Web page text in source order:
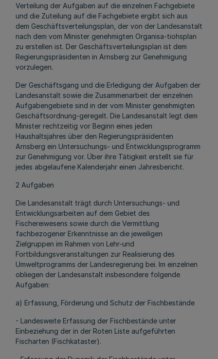
Verteilung der Aufgaben auf die einzelnen Fachgebiete
und die Zuteilung auf die Fachgebiete ergibt sich aus
dem Geschäftsverteilungsplan, der von der Landesanstalt
nach dem vom Minister genehmigten Organisa-tiohsplan
zu erstellen ist. Der Geschäftsverteilungsplan ist dem
Regierungspräsidenten in Arnsberg zur Genehmigung
vorzulegen.
Der Geschäftsgang und die Erledigung der Aufgaben der
Landesanstalt sowie die Zusammenarbeit der einzelnen
Aufgabengebiete sind in der vom Minister genehmigten
Geschäftsordnung-geregelt. Die Landesanstalt legt dem
Minister rechtzeitig vor Beginn eines jeden
Haushaltsjahres über den Regierungspräsidenten
Arnsberg ein Untersuchungs- und Entwicklungsprogramm
zur Genehmigung vor. Über ihre Tätigkeit erstellt sie für
jedes abgelaufene Kalenderjahr einen Jahresbericht.
2 Aufgaben
Die Landesanstalt trägt durch Untersuchungs- und
Entwicklungsarbeiten auf dem Gebiet des
Fischereiwesens sowie durch die Vermittlung
fachbezogener Erkenntnisse an die jeweiligen
Zielgruppen im Rahmen von Lehr-und
Fortbildungsveranstaltungen zur Realisierung des
Umweltprogramms der Landesregierung bei. Im einzelnen
obliegen der Landesanstalt insbesondere folgende
Aufgaben:
a) Erfassung, Förderung und Schutz der Fischbestände
- Landesweite Erfassung der Fischbestände unter
Einbeziehung der in der Roten Liste aufgeführten
Fischarten (Fischkataster).